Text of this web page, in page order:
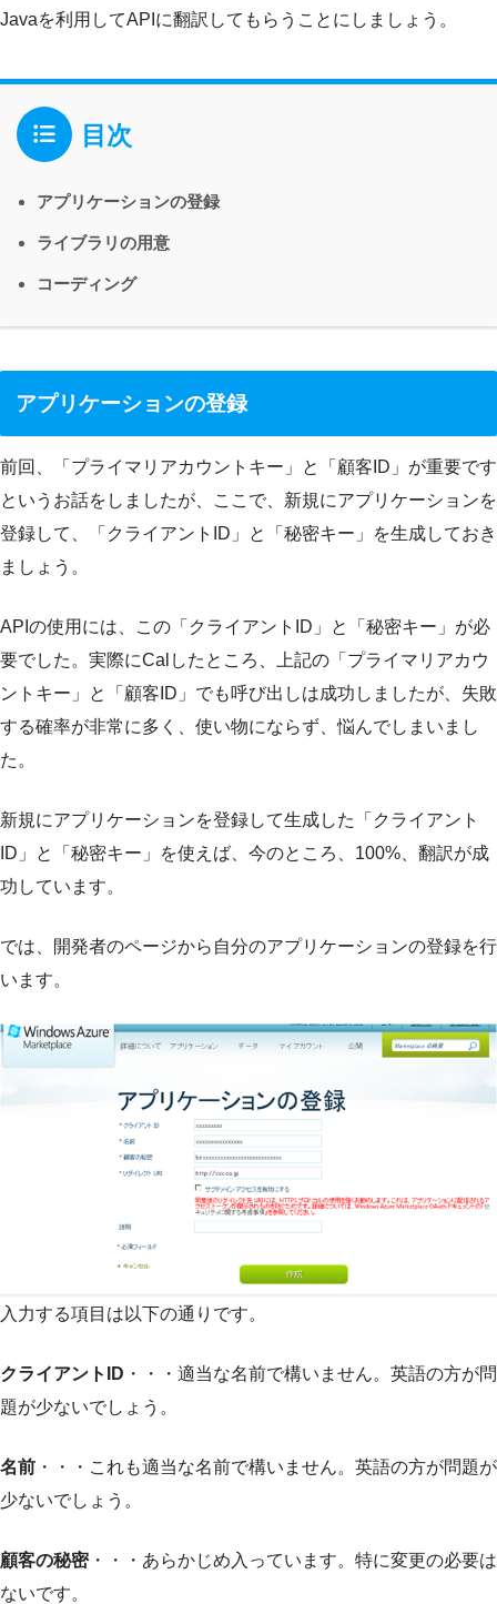
Javaを利用してAPIに翻訳してもらうことにしましょう。
目次
アプリケーションの登録
ライブラリの用意
コーディング
アプリケーションの登録
前回、「プライマリアカウントキー」と「顧客ID」が重要です
というお話をしましたが、ここで、新規にアプリケーションを
登録して、「クライアントID」と「秘密キー」を生成しておき
ましょう。
APIの使用には、この「クライアントID」と「秘密キー」が必
要でした。実際にCalしたところ、上記の「プライマリアカウ
ントキー」と「顧客ID」でも呼び出しは成功しましたが、失敗
する確率が非常に多く、使い物にならず、悩んでしまいまし
た。
新規にアプリケーションを登録して生成した「クライアント
ID」と「秘密キー」を使えば、今のところ、100%、翻訳が成
功しています。
では、開発者のページから自分のアプリケーションの登録を行
います。
入力する項目は以下の通りです。
クライアントID ・・・適当な名前で構いません。英語の方が問
題が少ないでしょう。
名前 ・・・これも適当な名前で構いません。英語の方が問題が
少ないでしょう。
顧客の秘密・・・あらかじめ入っています。特に変更の必要は
ないです。